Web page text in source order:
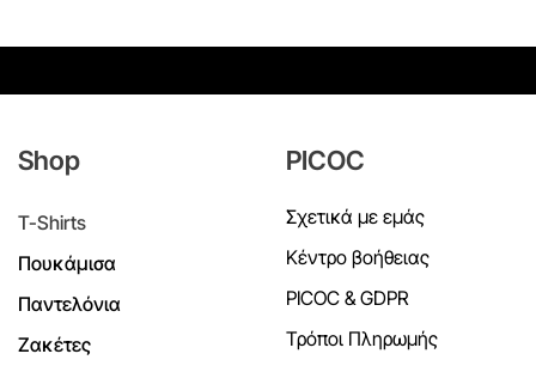
Shop
T-Shirts
Πουκάμισα
Παντελόνια
Ζακέτες
PICOC
Σχετικά με εμάς
Κέντρο βοήθειας
PICOC & GDPR
Τρόποι Πληρωμής